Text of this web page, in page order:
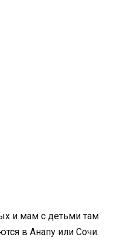
и мам с детьми там
в Анапу или Сочи.